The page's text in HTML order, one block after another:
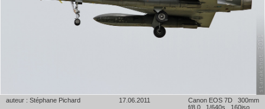
auteur : Stéphane Pichard 17.06.2011
Canon EOS 7D 300mm
f/8.0 1/640s 160iso